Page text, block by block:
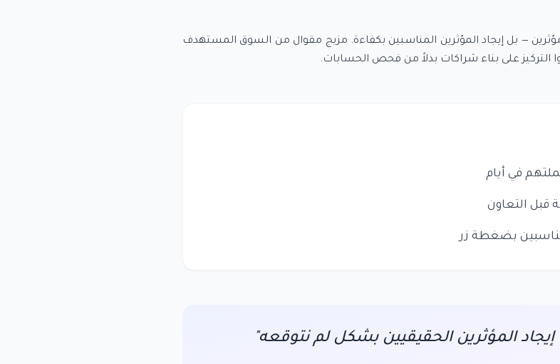
— بل إيجاد المؤثرين المناسبين بكفاءة. مزيج مقوال من السوق المستهدف
التركيز على بناء شراكات بدلاً من فحص الحسابات.
التعاون
بضغطة زر
المؤثرين الحقيقيين بشكل لم نتوقعه"